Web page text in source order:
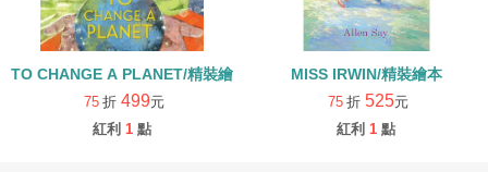
TO CHANGE A PLANET/精裝繪本
75 折 499元
紅利 1 點
MISS IRWIN/精裝繪本
75 折 525元
紅利 1 點